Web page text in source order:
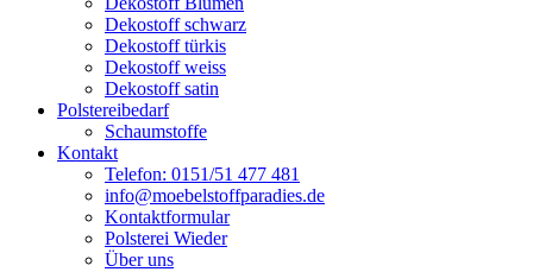
Dekostoff schwarz
Dekostoff türkis
Dekostoff weiss
Dekostoff satin
Polstereibedarf
Schaumstoffe
Kontakt
Telefon: 0151/51 477 481
info@moebelstoffparadies.de
Kontaktformular
Polsterei Wieder
Über uns